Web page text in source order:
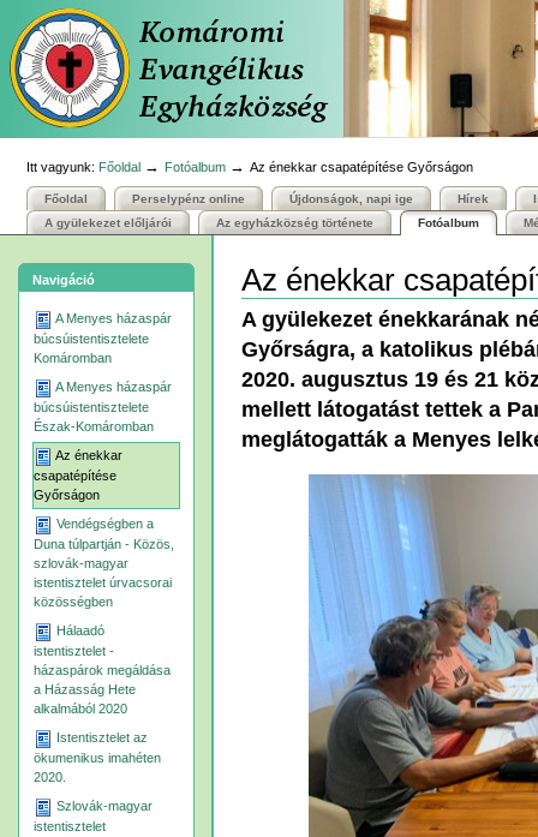
tartalomhoz
Ugrás
navigációhoz
Személyes
eszközök
Itt vagyunk: Főoldal → Fotóalbum →Az énekkar csapatépítése Győrságon
Bekezdések
Főoldal Perselypénz online Újdonságok, napi ige Hírek
A gyülekezet előljárói
Az egyházközség története Fotóalbum
Navigáció
A Menyes házaspár
búcsúistentisztelete
Komáromban
A Menyes házaspár
búcsúistentisztelete
Észak-Komáromban
Az énekkar
csapatépítése
Győrságon
Vendégségben a
Duna túlpartján - Közös,
szlovák-magyar
istentisztelet úrvacsorai
közösségben
Hálaadó
istentisztelet -
házaspárok megáldása
a Házasság Hete
alkalmából 2020
Istentisztelet az
ökumenikus imahéten
2020.
Szlovák-magyar
istentisztelet
Az énekkar
A gyülekezet énekkarának
Győrságra, a katolikus
2020. augusztus 19 és 21
mellett látogatást tettek a
meglátogatták a Menyes